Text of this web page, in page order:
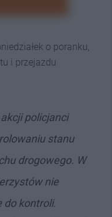
o poranku,
i przejazdu
policjanci
stanu
drogowego. W
nie
do kontroli.